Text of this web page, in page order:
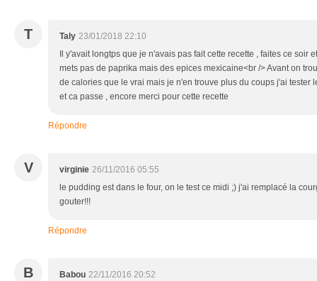
T Taly 23/01/2018 22:10
Il y'avait longtps que je n'avais pas fait cette recette , faites ce soir
mets pas de paprika mais des epices mexicaine<br /> Avant on
de calories que le vrai mais je n'en trouve plus du coups j'ai tester
et ca passe , encore merci pour cette recette
Répondre
V virginie 26/11/2016 05:55
le pudding est dans le four, on le test ce midi ;) j'ai remplacé la
gouter!!!
Répondre
B Babou 22/11/2016 20:52